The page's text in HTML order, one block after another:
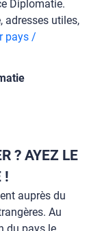
Diplomatie.
adresses utiles,
pays /
? AYEZ LE
!
auprès du
Au